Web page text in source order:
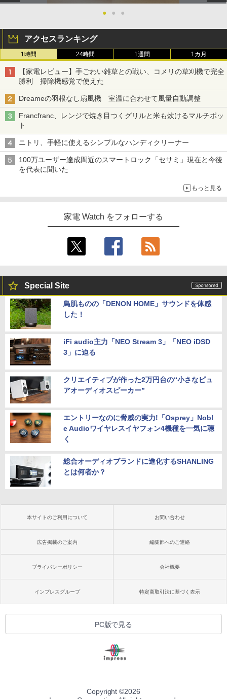
● ● ●
アクセスランキング
1時間 24時間 1週間 1カ月
【家電レビュー】手ごわい雑草との戦い、コメリの草刈機で完全
勝利 掃除機感覚で使えた
Dreameの羽根なし扇風機 室温に合わせて風量自動調整
Francfranc、レンジで焼き目つくグリルと米も炊けるマルチポッ
ト
ニトリ、手軽に使えるシンプルなハンディクリーナー
100万ユーザー達成間近のスマートロック「セサミ」現在と今後
を代表に聞いた
もっと見る
家電 Watch をフォローする
Special Site
鳥肌ものの「DENON HOME」サウンドを体感
した！
iFi audio主力「NEO Stream 3」「NEO iDSD
3」に迫る
クリエイティブが作った2万円台の“小さなピュ
アオーディオスピーカー”
エントリーなのに脅威の実力!「Osprey」Nobl
e Audioワイヤレスイヤフォン4機種を一気に聴
く
総合オーディオブランドに進化するSHANLING
とは何者か？
本サイトのご利用について お問い合わせ
広告掲載のご案内 編集部へのご連絡
プライバシーポリシー 会社概要
インプレスグループ 特定商取引法に基づく表示
PC版で見る
Copyright ©2026